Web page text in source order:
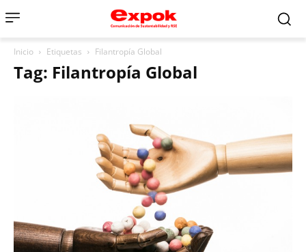
Inicio Etiquetas Filantropía Global
Tag: Filantropía Global